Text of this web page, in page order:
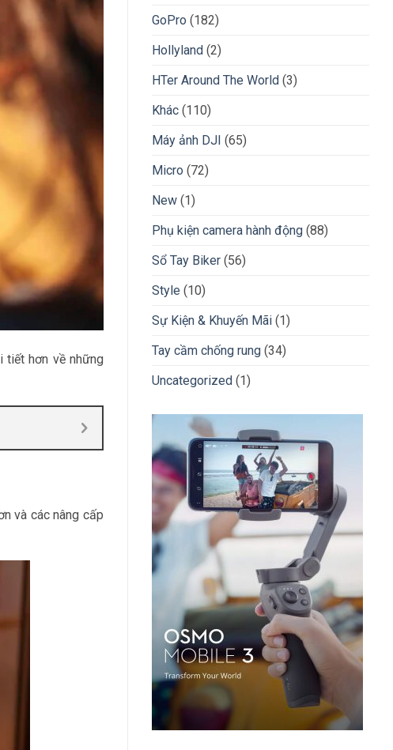
tiết hơn về những
và các nâng cấp
GoPro (182)
Hollyland (2)
HTer Around The World (3)
Khác (110)
Máy ảnh DJI (65)
Micro (72)
New (1)
Phụ kiện camera hành động (88)
Sổ Tay Biker (56)
Style (10)
Sự Kiện & Khuyến Mãi (1)
Tay cầm chống rung (34)
Uncategorized (1)